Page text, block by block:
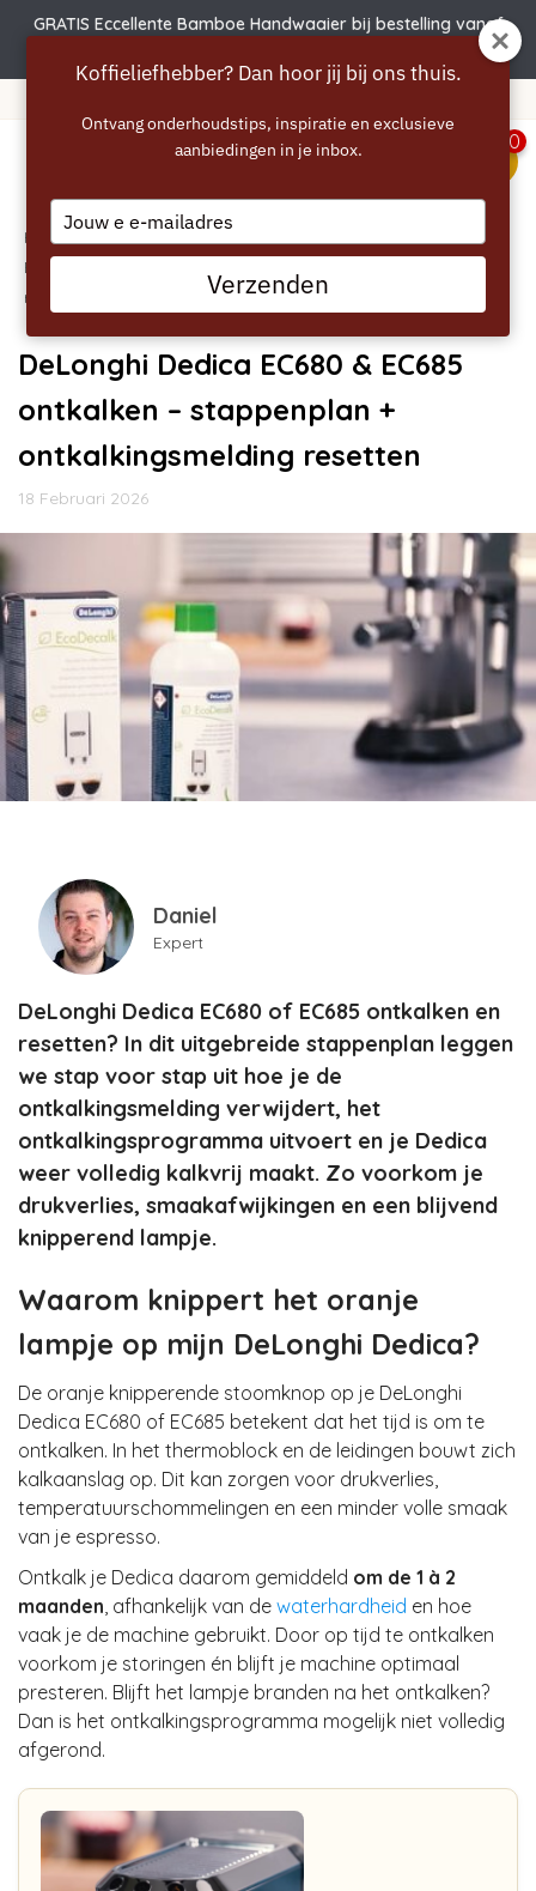
GRATIS Eccellente Bamboe Handwaaier bij bestelling vanaf
0
Home
/ DeLonghi Dedica EC680 &
EC685 ontkalken – stappenplan + ontkalkingsmelding
resetten
DeLonghi Dedica EC680 & EC685
ontkalken – stappenplan +
ontkalkingsmelding resetten
18 Februari 2026
Daniel
Expert
DeLonghi Dedica EC680 of EC685 ontkalken en
resetten? In dit uitgebreide stappenplan leggen
we stap voor stap uit hoe je de
ontkalkingsmelding verwijdert, het
ontkalkingsprogramma uitvoert en je Dedica
weer volledig kalkvrij maakt. Zo voorkom je
drukverlies, smaakafwijkingen en een blijvend
knipperend lampje.
Waarom knippert het oranje
lampje op mijn DeLonghi Dedica?
De oranje knipperende stoomknop op je DeLonghi
Dedica EC680 of EC685 betekent dat het tijd is om te
ontkalken. In het thermoblock en de leidingen bouwt zich
kalkaanslag op. Dit kan zorgen voor drukverlies,
temperatuurschommelingen en een minder volle smaak
van je espresso.
Ontkalk je Dedica daarom gemiddeld om de 1 à 2
maanden , afhankelijk van de waterhardheid en hoe
vaak je de machine gebruikt. Door op tijd te ontkalken
voorkom je storingen én blijft je machine optimaal
presteren. Blijft het lampje branden na het ontkalken?
Dan is het ontkalkingsprogramma mogelijk niet volledig
afgerond.
Koffieliefhebber? Dan hoor jij bij ons thuis.
Ontvang onderhoudstips, inspiratie en exclusieve
aanbiedingen in je inbox.
Type
your
email
Verzenden